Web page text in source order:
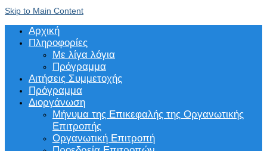
Skip to Main Content
Αρχική
Πληροφορίες
Με λίγα λόγια
Πρόγραμμα
Αιτήσεις Συμμετοχής
Πρόγραμμα
Διοργάνωση
Μήνυμα της Επικεφαλής της Οργανωτικής
Επιτροπής
Οργανωτική Επιτροπή